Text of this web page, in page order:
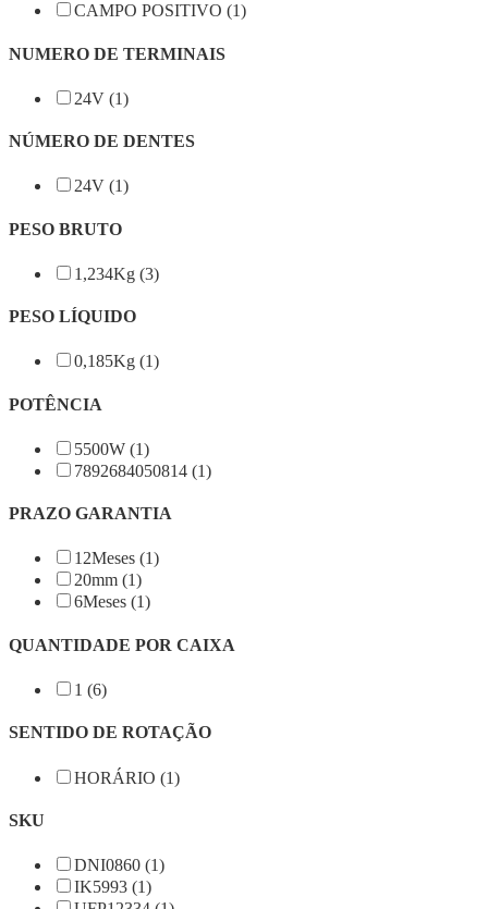
CAMPO POSITIVO (1)
NUMERO DE TERMINAIS
24V (1)
NÚMERO DE DENTES
24V (1)
PESO BRUTO
1,234Kg (3)
PESO LÍQUIDO
0,185Kg (1)
POTÊNCIA
5500W (1)
7892684050814 (1)
PRAZO GARANTIA
12Meses (1)
20mm (1)
6Meses (1)
QUANTIDADE POR CAIXA
1 (6)
SENTIDO DE ROTAÇÃO
HORÁRIO (1)
SKU
DNI0860 (1)
IK5993 (1)